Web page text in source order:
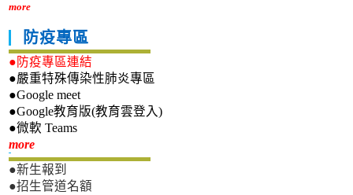
more
防疫專區
●防疫專區連結
●嚴重特殊傳染性肺炎專區
●Google meet
●Google教育版(教育雲登入)
●微軟 Teams
more新生專區
●新生報到
●招生管道名額